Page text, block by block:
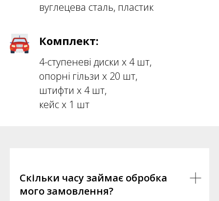
вуглецева сталь, пластик
Комплект:
4-ступеневі диски х 4 шт,
опорні гільзи х 20 шт,
штифти х 4 шт,
кейс х 1 шт
Скільки часу займає обробка
мого замовлення?